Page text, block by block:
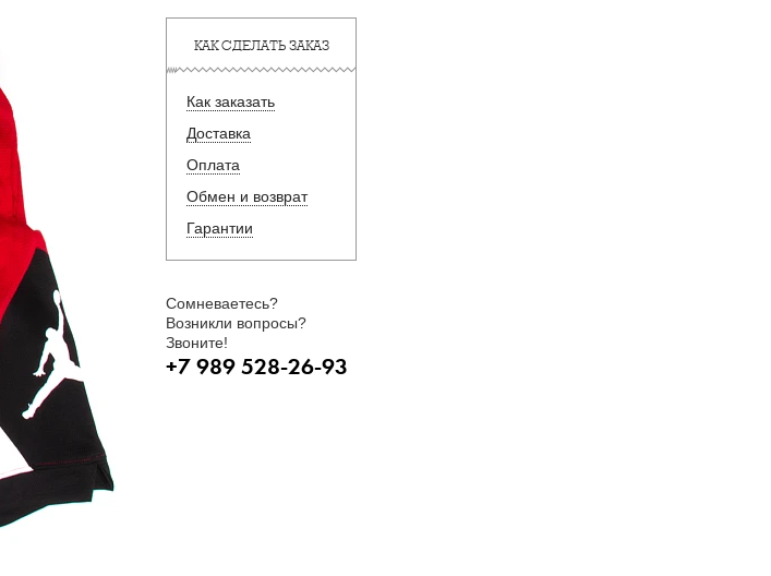
КАК СДЕЛАТЬ ЗАКАЗ
Как заказать
Доставка
Оплата
Обмен и возврат
Гарантии
Сомневаетесь?
Возникли вопросы?
Звоните!
+7 989 528-26-93